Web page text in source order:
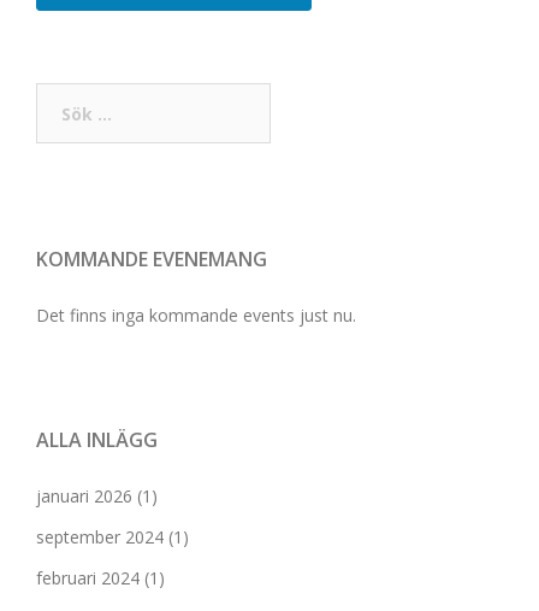
efter:
KOMMANDE EVENEMANG
Det finns inga kommande events just nu.
ALLA INLÄGG
januari 2026 (1)
september 2024 (1)
februari 2024 (1)